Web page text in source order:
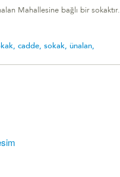
Mahallesine bağlı bir sokaktır.
cadde, sokak, ünalan,